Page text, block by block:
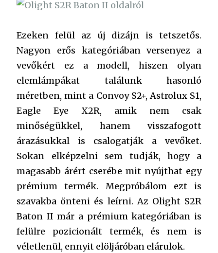
Ezeken felül az új dizájn is tetszetős.
Nagyon erős kategóriában versenyez a
vevőkért ez a modell, hiszen olyan
elemlámpákat találunk hasonló
méretben, mint a Convoy S2+, Astrolux S1,
Eagle Eye X2R, amik nem csak
minőségükkel, hanem visszafogott
árazásukkal is csalogatják a vevőket.
Sokan elképzelni sem tudják, hogy a
magasabb árért cserébe mit nyújthat egy
prémium termék. Megpróbálom ezt is
szavakba önteni és leírni. Az Olight S2R
Baton II már a prémium kategóriában is
felülre pozicionált termék, és nem is
véletlenül, ennyit elöljáróban elárulok.